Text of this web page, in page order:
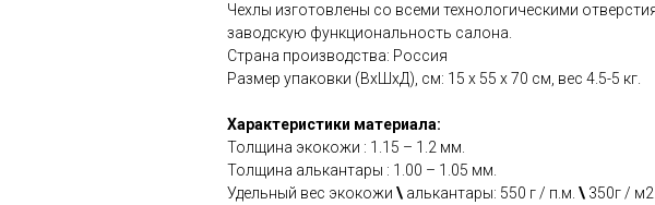
Чехлы изготовлены со всеми технологическими
заводскую функциональность салона.
Страна производства: Россия
Размер упаковки (ВхШхД), см: 15 x 55 x 70 см, вес 4.5-5 кг.
Характеристики материала:
Толщина экокожи : 1.15 – 1.2 мм.
Толщина алькантары : 1.00 – 1.05 мм.
Удельный вес экокожи \ алькантары: 550 г / п.м. \ 350г / м2.